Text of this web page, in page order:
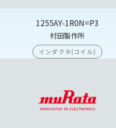
1255AY-1R0N=P3
村田製作所
インダクタ(コイル)